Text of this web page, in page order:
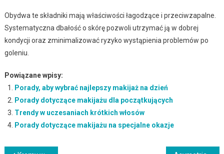
Obydwa te składniki mają właściwości łagodzące i przeciwzapalne.
Systematyczna dbałość o skórę pozwoli utrzymać ją w dobrej
kondycji oraz zminimalizować ryzyko wystąpienia problemów po
goleniu.
Powiązane wpisy:
Porady, aby wybrać najlepszy makijaż na dzień
Porady dotyczące makijażu dla początkujących
Trendy w uczesaniach krótkich włosów
Porady dotyczące makijażu na specjalne okazje